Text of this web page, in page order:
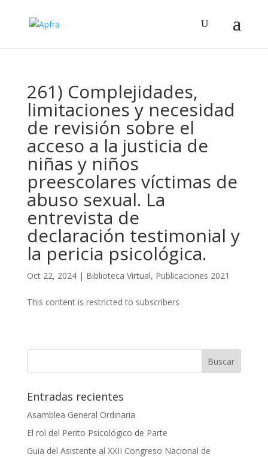
261) Complejidades,
limitaciones y necesidad
de revisión sobre el
acceso a la justicia de
niñas y niños
preescolares víctimas de
abuso sexual. La
entrevista de
declaración testimonial y
la pericia psicológica.
Oct 22, 2024| Biblioteca Virtual, Publicaciones 2021
This content is restricted to subscribers
Entradas recientes
Asamblea General Ordinaria
El rol del Perito Psicológico de Parte
Guia del Asistente al XXII Congreso Nacional de